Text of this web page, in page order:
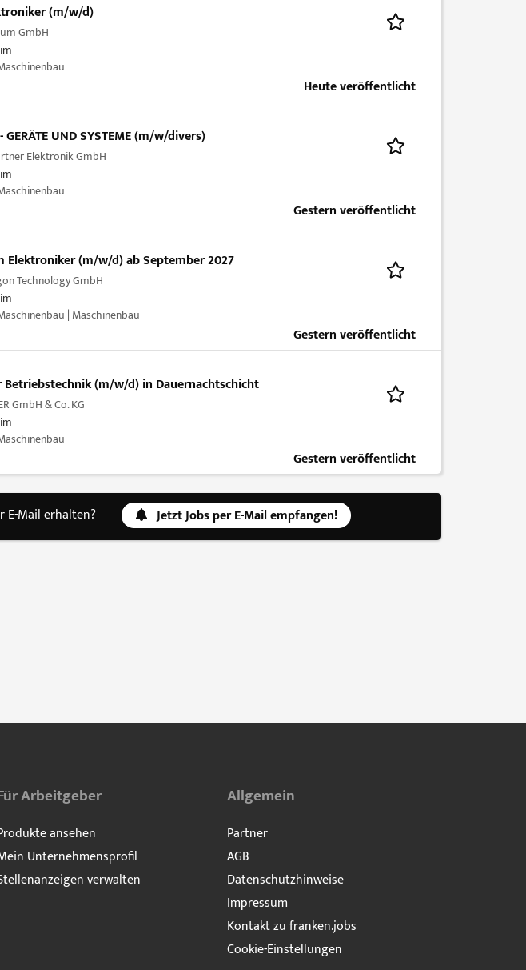
(m/w/d)
GmbH
Heute veröffentlicht
GERÄTE UND SYSTEME (m/w/divers)
Elektronik GmbH
Gestern veröffentlicht
Elektroniker (m/w/d) ab September 2027
Technology GmbH
| Maschinenbau
Gestern veröffentlicht
(m/w/d) in Dauernachtschicht
GmbH & Co. KG
Gestern veröffentlicht
E-Mail erhalten? Jetzt Jobs per E-Mail empfangen!
Arbeitgeber
ansehen
Unternehmensprofil
verwalten
Allgemein
Partner
AGB
Datenschutzhinweise
Impressum
Kontakt zu franken.jobs
Cookie-Einstellungen